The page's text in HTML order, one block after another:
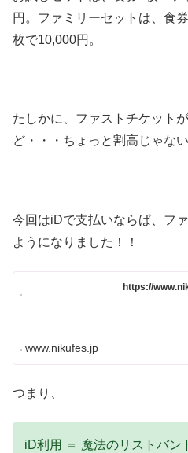
円。ファミリーセットは、食
枚で10,000円。
たしかに、ファストチケット
ど・・・ちょっと割高じゃな
今回はiDで支払いならば、フ
ようになりました！！
https://
www.nikufes.jp
つまり、
iD利用 ＝ 魔法のリストバン